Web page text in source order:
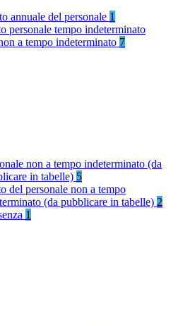
annuale del personale 1
personale tempo indeterminato
a tempo indeterminato 7
non a tempo indeterminato (da
in tabelle) 5
del personale non a tempo
(da pubblicare in tabelle) 2
1